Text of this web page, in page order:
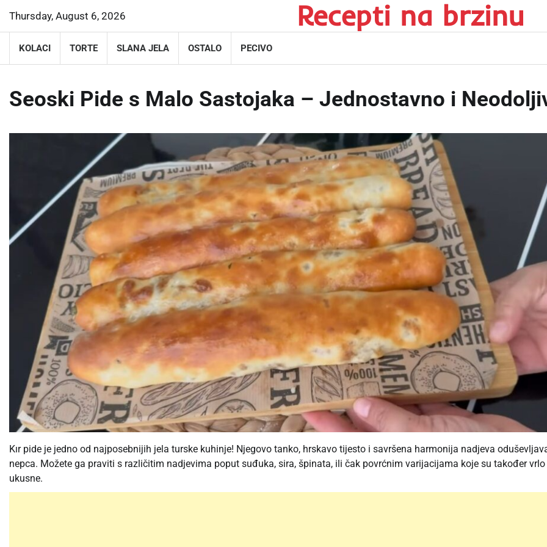
content
Thursday, August 6, 2026 Recepti na brzinu
KOLACI TORTE SLANA JELA OSTALO PECIVO
Seoski Pide s Malo Sastojaka – Jednostavno i
Kır pide je jedno od najposebnijih jela turske kuhinje! Njegovo tanko, hrskavo tijesto i savršena harmonija nadjeva
nepca. Možete ga praviti s različitim nadjevima poput suđuka, sira, špinata, ili čak povrćnim varijacijama koje su također vrlo
ukusne.